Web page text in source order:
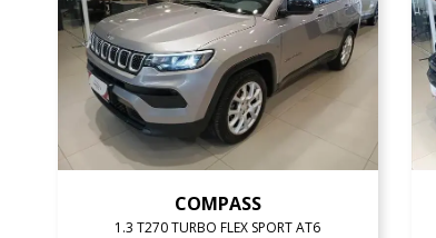
COMPASS
1.3 T270 TURBO FLEX SPORT AT6